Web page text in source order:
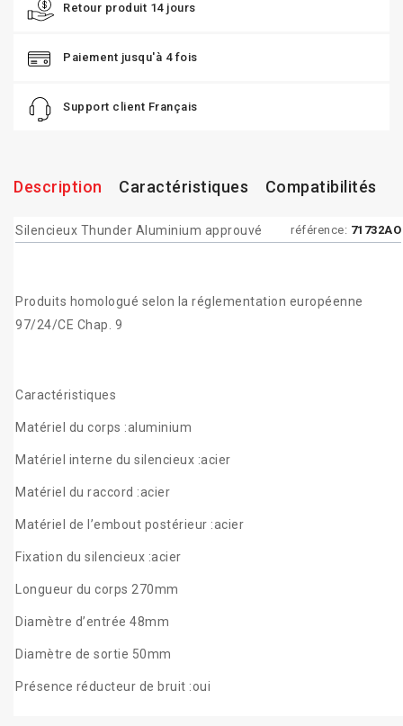
Retour produit 14 jours
Paiement jusqu'à 4 fois
Support client Français
Description Caractéristiques Compatibilités
référence: 71732AO
Silencieux Thunder Aluminium approuvé
Produits homologué selon la réglementation européenne
97/24/CE Chap. 9
Caractéristiques
Matériel du corps :aluminium
Matériel interne du silencieux :acier
Matériel du raccord :acier
Matériel de l’embout postérieur :acier
Fixation du silencieux :acier
Longueur du corps 270mm
Diamètre d’entrée 48mm
Diamètre de sortie 50mm
Présence réducteur de bruit :oui